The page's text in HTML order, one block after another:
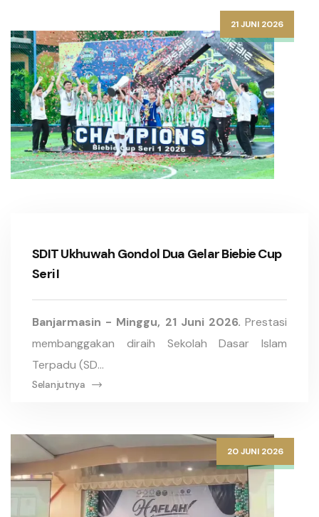
21 JUNI 2026
SDIT Ukhuwah Gondol Dua Gelar Biebie Cup
Seri I
Banjarmasin - Minggu, 21 Juni 2026. Prestasi
membanggakan diraih Sekolah Dasar Islam
Terpadu (SD...
Selanjutnya
20 JUNI 2026